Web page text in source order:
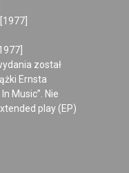
został
Ernsta
Music”. Nie
play (EP)